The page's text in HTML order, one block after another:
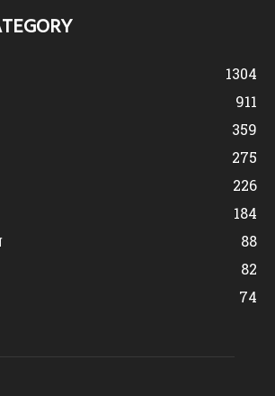
1304
911
359
275
226
184
88
82
74